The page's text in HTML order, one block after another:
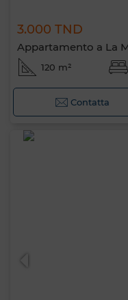
3.000 TND
Appartamento a La
120 m²
Contatta